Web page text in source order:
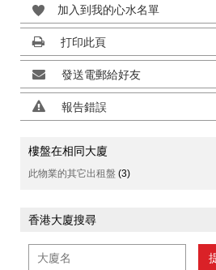
加入到我的心水名單
打印此頁
發送電郵給好友
報告錯誤
樓盤在相同大廈
此物業的其它出租盤 (3)
香港大廈搜尋